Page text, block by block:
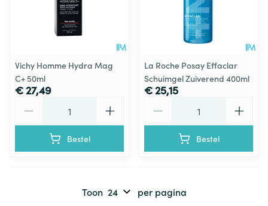
Vichy Homme Hydra Mag
C+ 50ml
€ 27,49
Bestel
La Roche Posay Effaclar
Schuimgel Zuiverend 400ml
€ 25,15
Bestel
Toon per pagina